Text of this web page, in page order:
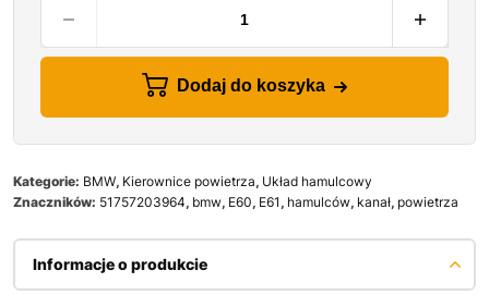
Dodaj do koszyka
Kategorie: BMW, Kierownice powietrza, Układ hamulcowy
Znaczników: 51757203964, bmw, E60, E61 , hamulców, kanał, powietrza
Informacje o produkcie